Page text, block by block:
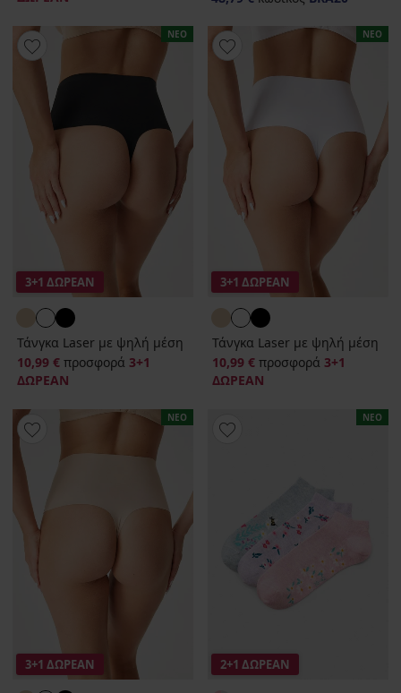
ΝΕΟ
3+1 ΔΩΡΕΑΝ
Τάνγκα Laser με ψηλή μέση
10,99 € προσφορά 3+1
ΔΩΡΕΑΝ
ΝΕΟ
3+1 ΔΩΡΕΑΝ
Τάνγκα Laser με ψηλή μέση
10,99 € προσφορά 3+1
ΔΩΡΕΑΝ
ΝΕΟ
3+1 ΔΩΡΕΑΝ
ΝΕΟ
2+1 ΔΩΡΕΑΝ